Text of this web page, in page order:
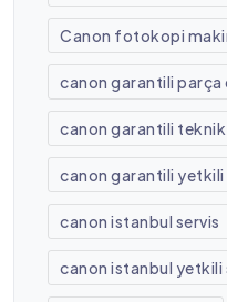
Canon fotokopi
canon garantili parça
canon garantili teknik
canon garantili yetkili
canon istanbul servis
canon istanbul yetkili